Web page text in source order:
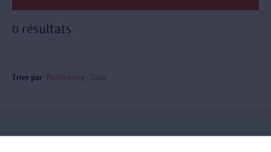
0 résultats
Trier par: Pertinence Date